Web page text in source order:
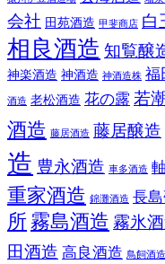
会社 田苑酒造 甲斐商店 白
相良酒造 知覧醸
神楽酒造 神酒造 神酒造株 福
酒造 老松酒造 花の露 若
酒造 藤居酒造 藤居醸造
造 豊永酒造 車多酒造
重家酒造 錦灘酒造 長
所 霧島酒造 霧氷
田酒造 高良酒造 鳥飼酒造